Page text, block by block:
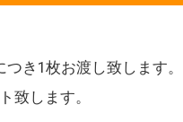
き1枚お渡し致します。
致します。